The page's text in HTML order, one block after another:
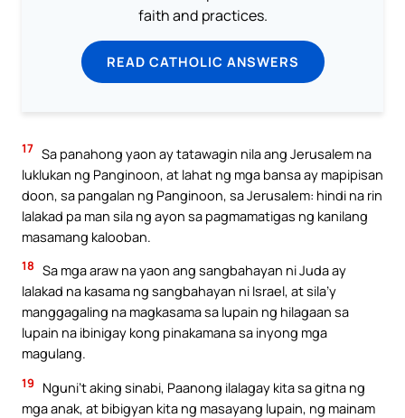
faith and practices.
READ CATHOLIC ANSWERS
17 Sa panahong yaon ay tatawagin nila ang Jerusalem na
luklukan ng Panginoon, at lahat ng mga bansa ay mapipisan
doon, sa pangalan ng Panginoon, sa Jerusalem: hindi na rin
lalakad pa man sila ng ayon sa pagmamatigas ng kanilang
masamang kalooban.
18 Sa mga araw na yaon ang sangbahayan ni Juda ay
lalakad na kasama ng sangbahayan ni Israel, at sila’y
manggagaling na magkasama sa lupain ng hilagaan sa
lupain na ibinigay kong pinakamana sa inyong mga
magulang.
19
Nguni’t aking sinabi, Paanong ilalagay kita sa gitna ng
mga anak, at bibigyan kita ng masayang lupain, ng mainam